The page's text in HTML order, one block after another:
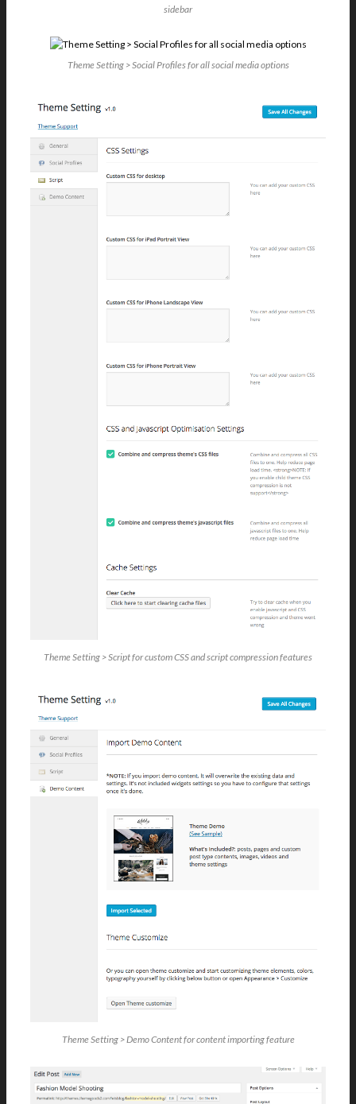
sidebar
Theme Setting > Social Profiles for all social media options
Theme Setting > Script for custom CSS and script compression features
Theme Setting > Demo Content for content importing feature